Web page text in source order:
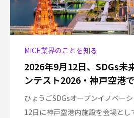
MICE業界のことを知る
2026年9月12日、SDGs未
ンテスト2026・神戸空港
ひょうごSDGsオープンイノベー
12日に神戸空港内施設を会場とし